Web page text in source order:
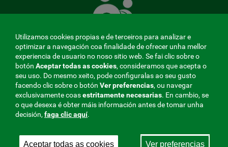
que
MENÚ
REDES
SOCIALES
V20
Utilizamos cookies propias e de terceiros para analizar e
optimizar a navegación coa finalidade de ofrecer unha mellor
experiencia de usuario no noso sitio web. Se fai clic sobre o
botón Aceptar todas as cookies, consideramos que acepta o
seu uso. Do mesmo xeito, pode configuralas ao seu gusto
facendo clic sobre o botón Ver preferencias, ou navegar
exclusivamente coasestritamentenecesarias. En cambio, se
o que desexa é obter máis información antes de tomar unha
decisión, faga clic aquí.
Aceptar todas as cookies Ver preferencias